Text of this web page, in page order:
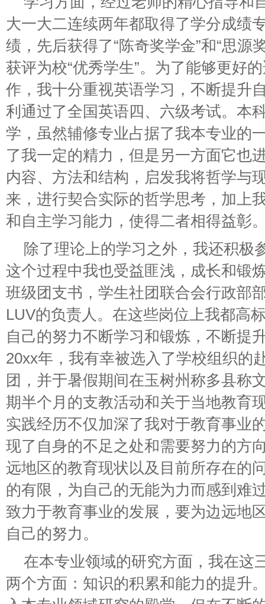
大一大二连续两年都取得了学分成绩
绩，先后获得了“陈奇奖学金”和“思源
获评为校“优秀学生”。为了能够更好
作，我十分重视英语学习，不断提升
利通过了全国英语四、六级考试。本
学，虽然辅修专业占据了我本专业的
了我一定的精力，但是另一方面它也
内容、方法和结构，启发我将哲学与
来，进行契合实际的哲学思考，加上
和自主学习能力，使得二者相得益彰
除了理论上的学习之外，我还积极
这个过程中我也受益匪浅，成长和锻
班级团支书，学生社团联合会行政部
LUV的负责人。在这些岗位上我都高
自己的努力不断学习和锻炼，不断提
20xx年，我有幸被选入了学校组织的
团，并于暑假期间在玉树州称多县称
期半个月的支教活动和关于当地教育
实践经历不仅加深了我对于教育事业
现了自身的不足之处和需要努力的方
远地区的教育现状以及目前所存在的
的有限，为自己的无能为力而感到难
致力于教育事业的发展，要为边远地
自己的努力。
在本专业领域的研究方面，我在这
两个方面：知识的积累和能力的提升